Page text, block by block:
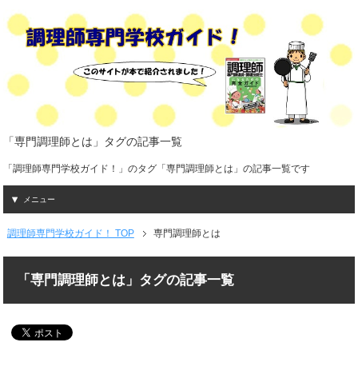
「専門調理師とは」タグの記事一覧
「調理師専門学校ガイド！」のタグ「専門調理師とは」の記事一覧です
メニュー
調理師専門学校ガイド！ TOP 専門調理師とは
「専門調理師とは」タグの記事一覧